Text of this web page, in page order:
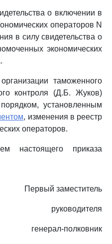
о включении в
операторов N
в силу свидетельства о
экономических
таможенного
контроля (Д.Б. Жуков)
установленным
, изменения в реестр
операторов.
настоящего приказа
Первый заместитель
руководителя
генерал-полковник